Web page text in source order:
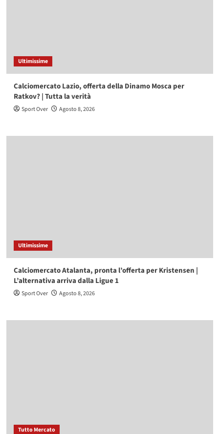
Ultimissime
Calciomercato Lazio, offerta della Dinamo Mosca per
Ratkov? | Tutta la verità
Sport Over Agosto 8, 2026
Ultimissime
Calciomercato Atalanta, pronta l’offerta per Kristensen |
L’alternativa arriva dalla Ligue 1
Sport Over Agosto 8, 2026
Tutto Mercato